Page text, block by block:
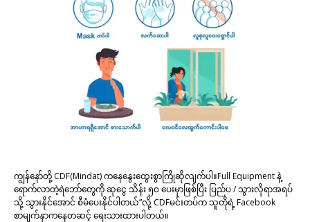
ကျွန်နော်တို့ CDF(Mindat) ကနေနွေးထွေးစွာကြိုဆိုလျက်ပါ။Full Equipment နဲ့
ရောက်လာတဲ့ရဲဘော်တွေကို ဆုငွေ သိန်း ၅၀ ပေးမှာဖြစ်ပြီး ပြည်ပ / သွားလိုရာအရပ်
သို့ သွားနိုင်အောင် စီမံပေးနိုင်ပါတယ်”လို့ CDFမင်းတပ်က သူတိုရဲ့ Facebook
စာမျက်နှာကနေတဆင့် ရေးသားထားပါတယ်။